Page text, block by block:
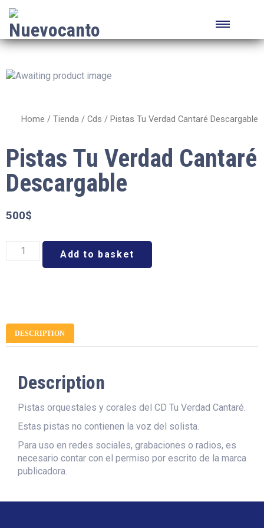
Home / Tienda / Cds / Pistas Tu Verdad Cantaré Descargable
Pistas Tu Verdad Cantaré
Descargable
500$
Add to basket
DESCRIPTION
Description
Pistas orquestales y corales del CD Tu Verdad Cantaré.
Estas pistas no contienen la voz del solista.
Para uso en redes sociales, grabaciones o radios, es
necesario contar con el permiso por escrito de la marca
publicadora.